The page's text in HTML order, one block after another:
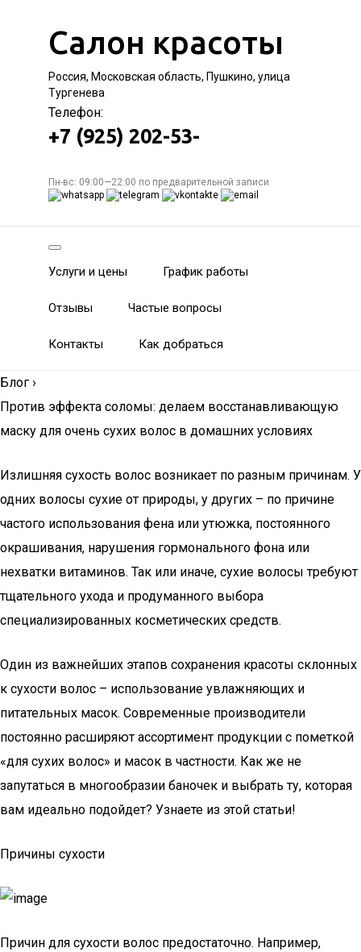
Салон красоты
Россия, Московская область, Пушкино, улица
Тургенева
Телефон:
+7 (925) 202-53-
Пн-вс: 09:00—22:00 по предварительной записи
Услуги и цены График работы
Отзывы Частые вопросы
Контакты Как добраться
Блог ›
Против эффекта соломы: делаем восстанавливающую
маску для очень сухих волос в домашних условиях
Излишняя сухость волос возникает по разным причинам. У
одних волосы сухие от природы, у других – по причине
частого использования фена или утюжка, постоянного
окрашивания, нарушения гормонального фона или
нехватки витаминов. Так или иначе, сухие волосы требуют
тщательного ухода и продуманного выбора
специализированных косметических средств.
Один из важнейших этапов сохранения красоты склонных
к сухости волос – использование увлажняющих и
питательных масок. Современные производители
постоянно расширяют ассортимент продукции с пометкой
«для сухих волос» и масок в частности. Как же не
запутаться в многообразии баночек и выбрать ту, которая
вам идеально подойдет? Узнаете из этой статьи!
Причины сухости
Причин для сухости волос предостаточно. Например,